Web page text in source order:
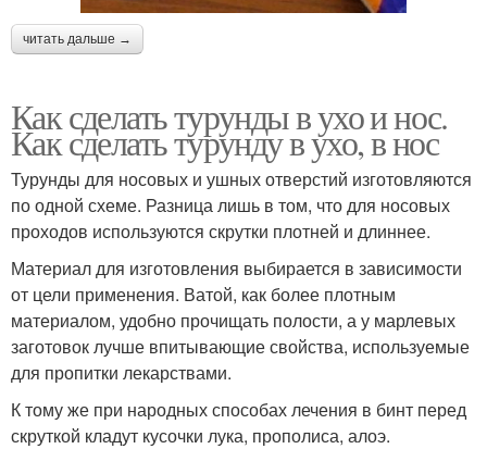
читать дальше →
Как сделать турунды в ухо и нос.
Как сделать турунду в ухо, в нос
Турунды для носовых и ушных отверстий изготовляются
по одной схеме. Разница лишь в том, что для носовых
проходов используются скрутки плотней и длиннее.
Материал для изготовления выбирается в зависимости
от цели применения. Ватой, как более плотным
материалом, удобно прочищать полости, а у марлевых
заготовок лучше впитывающие свойства, используемые
для пропитки лекарствами.
К тому же при народных способах лечения в бинт перед
скруткой кладут кусочки лука, прополиса, алоэ.